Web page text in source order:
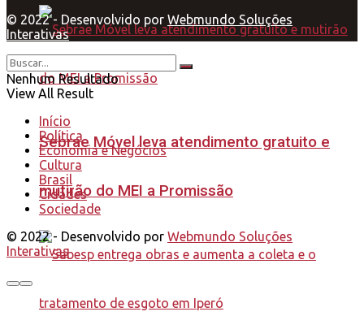
Sebrae Móvel leva atendimento gratuito e
mutirão do MEI a Promissão
© 2022 - Desenvolvido por Webmundo Soluções
Interativas
Nenhum Resultado
View All Result
Início
Política
Economia e Negócios
Cultura
Brasil
Cidades
Sociedade
© 2022 - Desenvolvido por Webmundo Soluções
Interativas